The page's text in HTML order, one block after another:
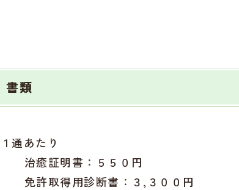
書類
１通あたり
治癒証明書：５５０円
免許取得用診断書：３,３００円